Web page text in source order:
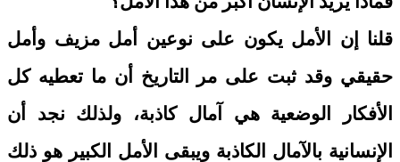
قلنا إن الأمل يكون على نوعين أمل مزيف وأمل
حقيقي وقد ثبت على مر التاريخ أن ما تعطيه كل
الأفكار الوضعية هي آمال كاذبة، ولذلك نجد أن
الإنسانية بالآمال الكاذبة ويبقى الأمل الكبير هو ذلك